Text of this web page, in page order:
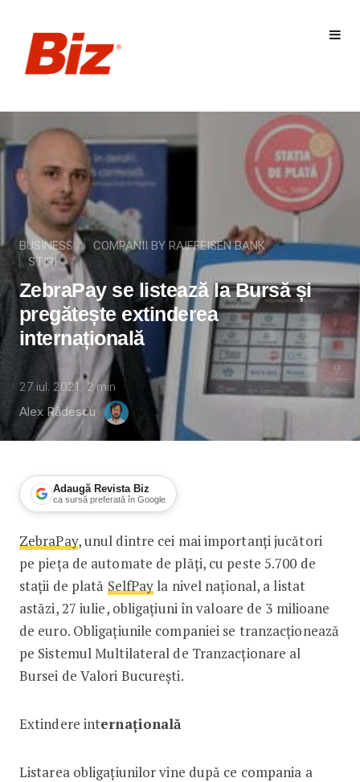
BUSINESS
COMPANII BY RAIFFEISEN BANK
STIRI
ZebraPay se listează la Bursă și
pregătește extinderea
internațională
27 iul. 2021 2 min
Alex Rădescu
Adaugă Revista Biz
ca sursă preferată în Google
ZebraPay se listează la Bursă și
ZebraPay, unul dintre cei mai importanți jucători
pe pieța de automate de plăți, cu peste 5.700 de
stații de plată SelfPay la nivel național, a listat
astăzi, 27 iulie, obligațiuni în valoare de 3 milioane
de euro. Obligațiunile companiei se tranzacționează
pe Sistemul Multilateral de Tranzacționare al
Bursei de Valori București.
Extindere internațională
Listarea obligațiunilor vine după ce compania a